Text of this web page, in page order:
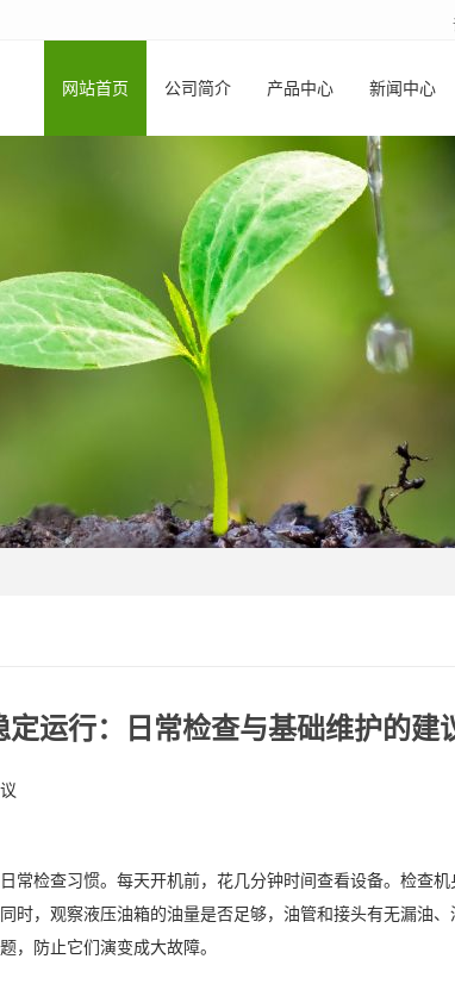
网站首页 公司简介 产品中心 新闻中心
定运行：日常检查与基础维护的建
常检查习惯。每天开机前，花几分钟时间查看设备。检查机
时，观察液压油箱的油量是否足够，油管和接头有无漏油
，防止它们演变成大故障。